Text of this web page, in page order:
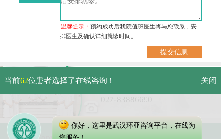
温馨提示：预约成功后我院值班医生将与您联系，安
排医生及确认详细就诊时间。
武汉市硚口区解放大道479号
免费电话：
当前62位患者选择了在线咨询！ 关闭
你好，这里是武汉环亚咨询平台，在线为
您服务！